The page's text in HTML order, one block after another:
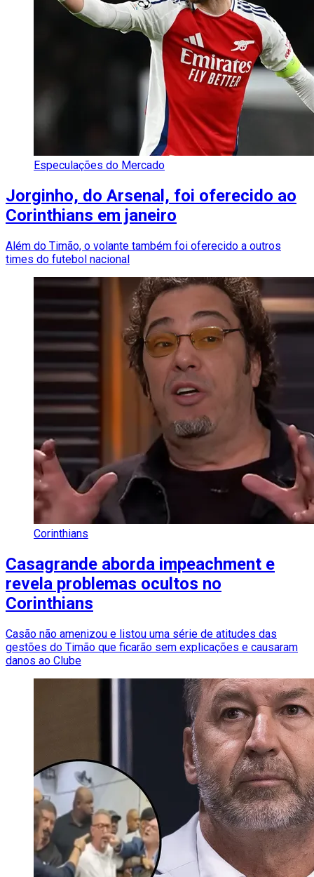
Especulações do Mercado
Jorginho, do Arsenal, foi oferecido ao
Corinthians em janeiro
Além do Timão, o volante também foi oferecido a outros
times do futebol nacional
Corinthians
Casagrande aborda impeachment e
revela problemas ocultos no
Corinthians
Casão não amenizou e listou uma série de atitudes das
gestões do Timão que ficarão sem explicações e causaram
danos ao Clube